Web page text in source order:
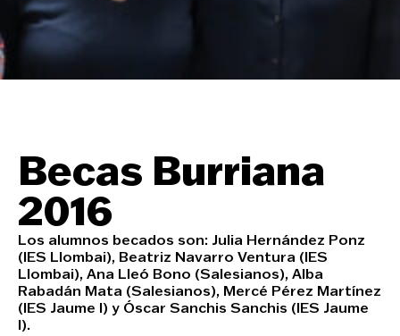
Becas Burriana
2016
Los alumnos becados son: Julia Hernández Ponz
(IES Llombai), Beatriz Navarro Ventura (IES
Llombai), Ana Lleó Bono (Salesianos), Alba
Rabadán Mata (Salesianos), Mercé Pérez Martínez
(IES Jaume I) y Óscar Sanchis Sanchis (IES Jaume
I).